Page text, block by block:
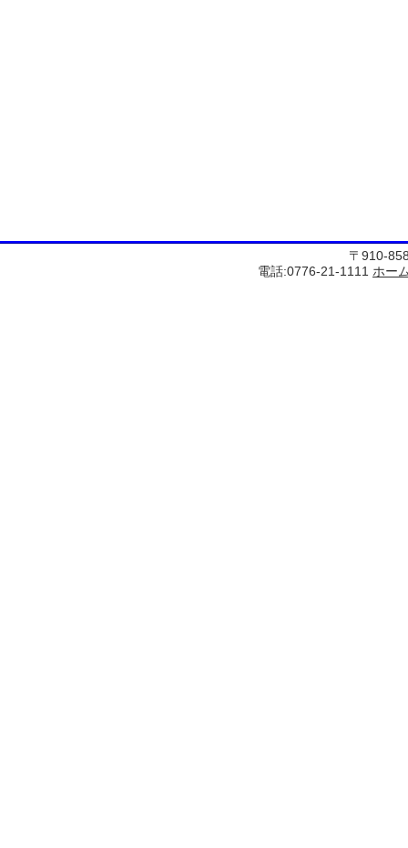
〒910-
電話:0776-21-1111 ホー